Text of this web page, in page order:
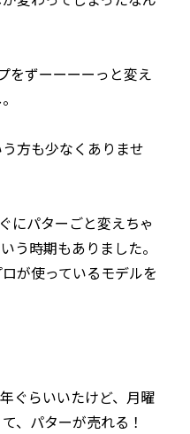
をずーーーーっと変え
方も少なくありませ
にパターごと変えちゃ
う時期もありました。
が使っているモデルを
ぐらいいたけど、月曜
、パターが売れる！